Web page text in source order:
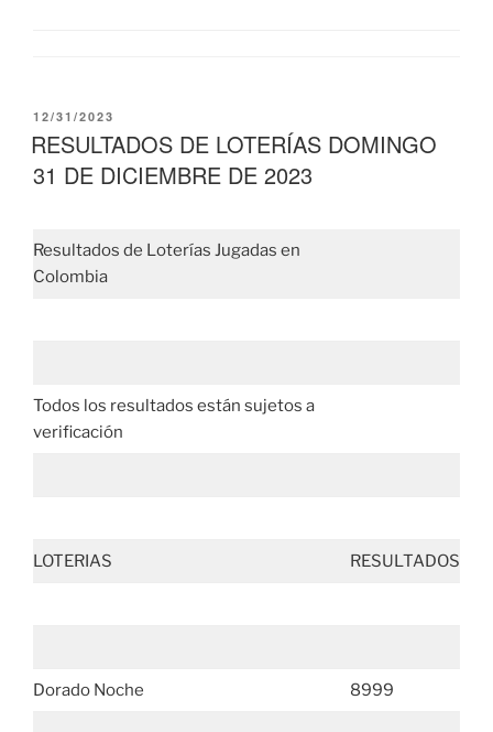
PUBLICADO
EL
12/31/2023
RESULTADOS DE LOTERÍAS DOMINGO
31 DE DICIEMBRE DE 2023
Resultados de Loterías Jugadas en
Colombia
Todos los resultados están sujetos a
verificación
LOTERIAS RESULTADOS
Dorado Noche 8999